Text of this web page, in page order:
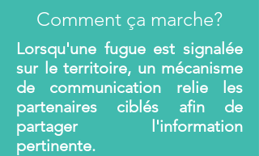
Comment ça marche?
Lorsqu'une fugue est signalée
sur le territoire, un mécanisme
de communication relie les
partenaires ciblés afin de
partager l'information
pertinente.